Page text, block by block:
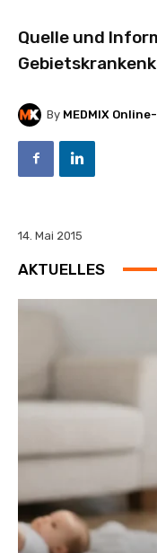
Quelle und
By MEDMIX
14. Mai 2015
AKTUELLES